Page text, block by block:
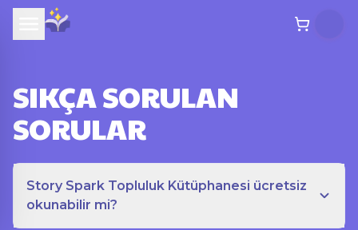
SIKÇA SORULAN
SORULAR
Story Spark Topluluk Kütüphanesi ücretsiz
okunabilir mi?